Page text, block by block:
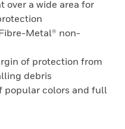
over a wide area for
Metal® non-
of protection from
debris
popular colors and full